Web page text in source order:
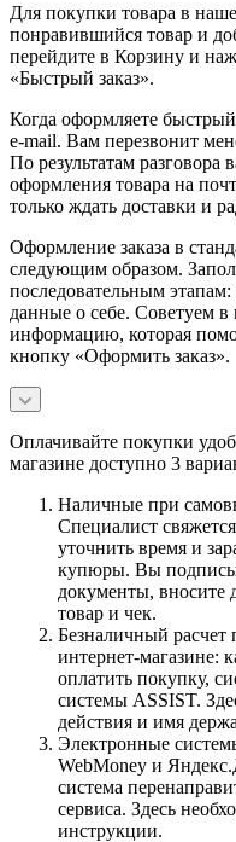
Для покупки товара в
понравившийся товар и
перейдите в Корзину и
«Быстрый заказ».
Когда оформляете
e-mail. Вам перезвонит
По результатам разговора
оформления товара на
только ждать доставки и
Оформление заказа в
следующим образом.
последовательным
данные о себе. Советуем в
информацию, которая
кнопку «Оформить заказ».
Оплачивайте покупки
магазине доступно 3
Наличные при
Специалист
уточнить время и
купюры. Вы
документы, вносите
товар и чек.
Безналичный
интернет-магазине:
оплатить покупку,
системы ASSIST.
действия и имя
Электронные
WebMoney и
система
сервиса. Здесь
инструкции.